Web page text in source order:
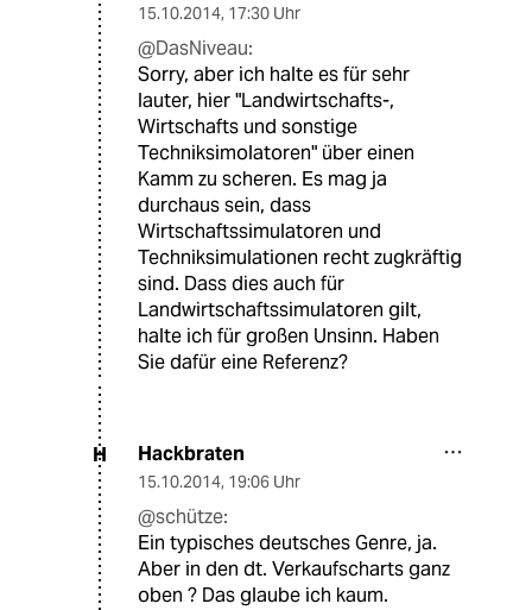
15.10.2014, 17:30 Uhr
@DasNiveau:
Sorry, aber ich halte es für sehr
lauter, hier "Landwirtschafts-,
Wirtschafts und sonstige
Techniksimolatoren" über einen
Kamm zu scheren. Es mag ja
durchaus sein, dass
Wirtschaftssimulatoren und
Techniksimulationen recht zugkräftig
sind. Dass dies auch für
Landwirtschaftssimulatoren gilt,
halte ich für großen Unsinn. Haben
Sie dafür eine Referenz?
H Hackbraten
15.10.2014, 19:06 Uhr
@schütze:
Ein typisches deutsches Genre, ja.
Aber in den dt. Verkaufscharts ganz
oben ? Das glaube ich kaum.